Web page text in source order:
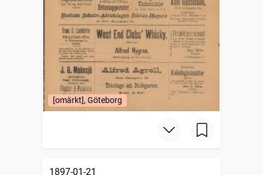
[omärkt], Göteborg
1897-01-21